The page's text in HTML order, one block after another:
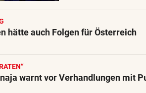
hätte auch Folgen für Österreich
warnt vor Verhandlungen mit